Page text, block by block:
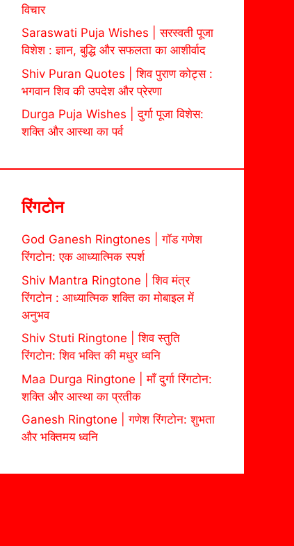
विचार
Saraswati Puja Wishes | सरस्वती पूजा
विशेश : ज्ञान, बुद्धि और सफलता का आशीर्वाद
Shiv Puran Quotes | शिव पुराण कोट्स :
भगवान शिव की उपदेश और प्रेरणा
Durga Puja Wishes | दुर्गा पूजा विशेस:
शक्ति और आस्था का पर्व
रिंगटोन
God Ganesh Ringtones | गॉड गणेश
रिंगटोन: एक आध्यात्मिक स्पर्श
Shiv Mantra Ringtone | शिव मंत्र
रिंगटोन : आध्यात्मिक शक्ति का मोबाइल में
अनुभव
Shiv Stuti Ringtone | शिव स्तुति
रिंगटोन: शिव भक्ति की मधुर ध्वनि
Maa Durga Ringtone | माँ दुर्गा रिंगटोन:
शक्ति और आस्था का प्रतीक
Ganesh Ringtone | गणेश रिंगटोन: शुभता
और भक्तिमय ध्वनि